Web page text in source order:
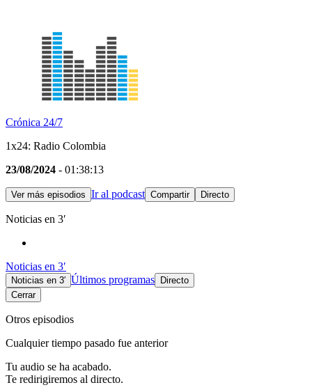
Crónica 24/7
1x24: Radio Colombia
23/08/2024 - 01:38:13
Ver más episodios Ir al podcast Compartir Directo
Noticias en 3′
Noticias en 3′
Noticias en 3′ Últimos programas
Directo
Cerrar
Otros episodios
Cualquier tiempo pasado fue anterior
Tu audio se ha acabado.
Te redirigiremos al directo.